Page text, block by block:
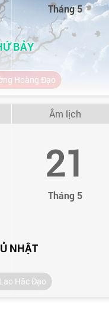
Tháng 5
BẢY
Hoàng Đạo
Âm lịch
21
Tháng 5
NHẬT
Hắc Đạo